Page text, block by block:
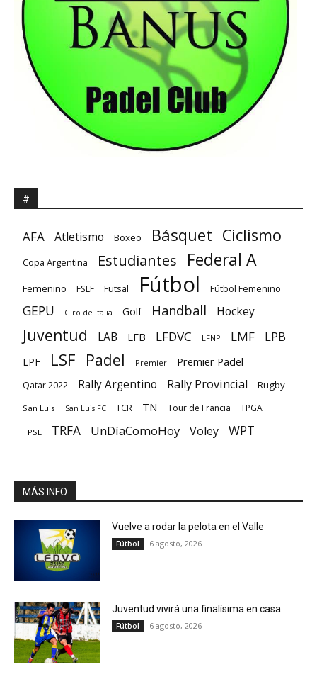
#
AFA Atletismo Boxeo Básquet Ciclismo
Copa Argentina Estudiantes Federal A
Femenino FSLF Futsal Fútbol Fútbol Femenino
GEPU Giro de Italia Golf Handball Hockey
Juventud LAB LFB LFDVC LFNP LMF LPB
LPF LSF Padel Premier Premier Padel
Qatar 2022 Rally Argentino Rally Provincial Rugby
San Luis San Luis FC TCR TN Tour de Francia TPGA
TPSL TRFA UnDíaComoHoy Voley WPT
MÁS INFO
Vuelve a rodar la pelota en el Valle
Fútbol 6 agosto, 2026
Juventud vivirá una finalísima en casa
Fútbol 6 agosto, 2026